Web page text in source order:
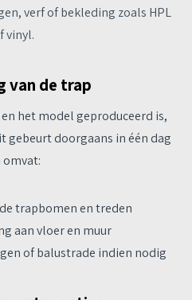
verf ofbekleding zoals HPL
vinyl.
van de trap
het model geproduceerd is,
gebeurt doorgaans in één dag
omvat:
trapbomen en treden
aan vloer en muur
of balustrade indien nodig